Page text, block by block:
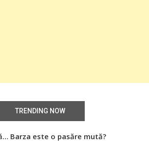
TRENDING NOW
Barza este o pasăre mută?